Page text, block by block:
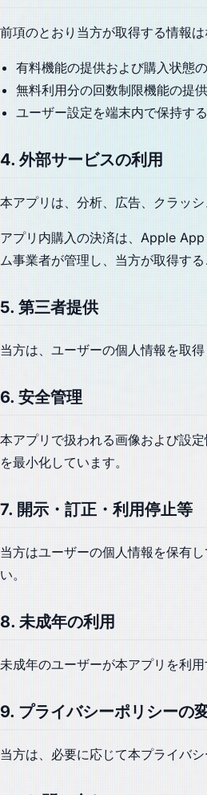
前項のとおり当方が取得する情報
有料機能の提供および購入状態
無料利用分の回数制限機能の提
ユーザー設定を端末内で保持す
4. 外部サービスの利用
本アプリは、分析、広告、クラッ
アプリ内購入の決済は、Apple
ム事業者が管理し、当方が取得す
5. 第三者提供
当方は、ユーザーの個人情報を取
6. 安全管理
本アプリで扱われる画像および設
を最小化しています。
7. 開示・訂正・利用停止等
当方はユーザーの個人情報を保有
い。
8. 未成年の利用
未成年のユーザーが本アプリを利
9. プライバシーポリシーの
当方は、必要に応じて本プライバ